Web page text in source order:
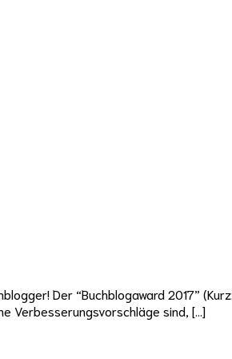
Der “Buchblogaward 2017”
Verbesserungsvorschläge sind, […]